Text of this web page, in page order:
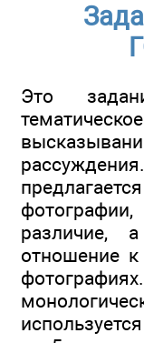
Это
различие,
отношение